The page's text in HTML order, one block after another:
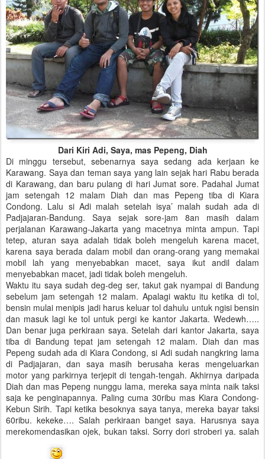
Dari Kiri Adi, Saya, mas Pepeng, Diah
Di minggu tersebut, sebenarnya saya sedang ada kerjaan ke
Karawang. Saya dan teman saya yang lain sejak hari Rabu berada
di Karawang, dan baru pulang di hari Jumat sore. Padahal Jumat
jam setengah 12 malam Diah dan mas Pepeng tiba di Kiara
Condong. Lalu si Adi malah setelah isya’ malah sudah ada di
Padjajaran-Bandung. Saya sejak sore-jam 8an masih dalam
perjalanan Karawang-Jakarta yang macetnya minta ampun. Tapi
tetep, aturan saya adalah tidak boleh mengeluh karena macet,
karena saya berada dalam mobil dan orang-orang yang memakai
mobil lah yang menyebabkan macet, saya ikut andil dalam
menyebabkan macet, jadi tidak boleh mengeluh.
Waktu itu saya sudah deg-deg ser, takut gak nyampai di Bandung
sebelum jam setengah 12 malam. Apalagi waktu itu ketika di tol,
bensin mulai menipis jadi harus keluar tol dahulu untuk ngisi bensin
dan masuk lagi ke tol untuk pergi ke kantor Jakarta. Wedewh…..
Dan benar juga perkiraan saya. Setelah dari kantor Jakarta, saya
tiba di Bandung tepat jam setengah 12 malam. Diah dan mas
Pepeng sudah ada di Kiara Condong, si Adi sudah nangkring lama
di Padjajaran, dan saya masih berusaha keras mengeluarkan
motor yang parkirnya terjepit di tengah-tengah. Akhirnya daripada
Diah dan mas Pepeng nunggu lama, mereka saya minta naik taksi
saja ke penginapannya. Paling cuma 30ribu mas Kiara Condong-
Kebun Sirih. Tapi ketika besoknya saya tanya, mereka bayar taksi
60ribu. kekeke…. Salah perkiraan banget saya. Harusnya saya
merekomendasikan ojek, bukan taksi. Sorry dori stroberi ya. salah